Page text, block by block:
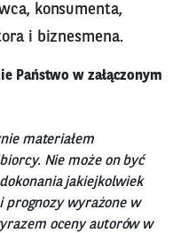
konsumenta,
i biznesmena.
Państwo w załączonym
materiałem
Nie może on być
jakiejkolwiek
prognozy wyrażone w
oceny autorów w